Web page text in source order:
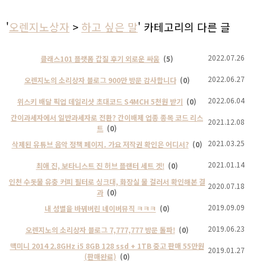
'오렌지노상자 > 하고 싶은 말' 카테고리의 다른 글
클래스101 플랫폼 갑질 후기 외로운 싸움 (5) 2022.07.26
오렌지노의 소리상자 블로그 900만 방문 감사합니다 (0) 2022.06.27
위스키 배달 픽업 데일리샷 초대코드 S4MCH 5천원 받기 (0)
2022.06.04
간이과세자에서 일반과세자로 전환? 간이배제 업종 종목 코드 리스
트 (0)
2021.12.08
삭제된 유튜브 음악 정책 페이지. 가요 저작권 확인은 어디서? (0) 2021.03.25
최애 진, 보타니스트 진 허브 플랜터 세트 겟! (0)
2021.01.14
인천 수돗물 유충 커피 필터로 싱크대, 화장실 물 걸러서 확인해본 결
과 (0)
2020.07.18
내 성별을 바꿔버린 네이버뮤직 ㅋㅋㅋ (0) 2019.09.09
오렌지노의 소리상자 블로그 7,777,777 방문 돌파! (0)
2019.06.23
맥미니 2014 2.8GHz i5 8GB 128 ssd + 1TB 중고 판매 55만원
(판매완료) (0)
2019.01.27